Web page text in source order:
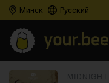
Минск Русский